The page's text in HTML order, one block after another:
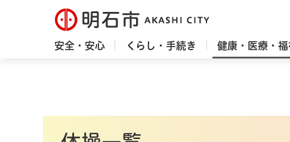
明石市
安全・安心 くらし・手続き 健康・医療・福